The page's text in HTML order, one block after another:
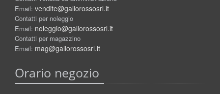
Email: vendite@gallorossosrl.it
Contatti per noleggio
Email: noleggio@gallorossosrl.it
Contatti per magazzino
Email: mag@gallorossosrl.it
Orario negozio